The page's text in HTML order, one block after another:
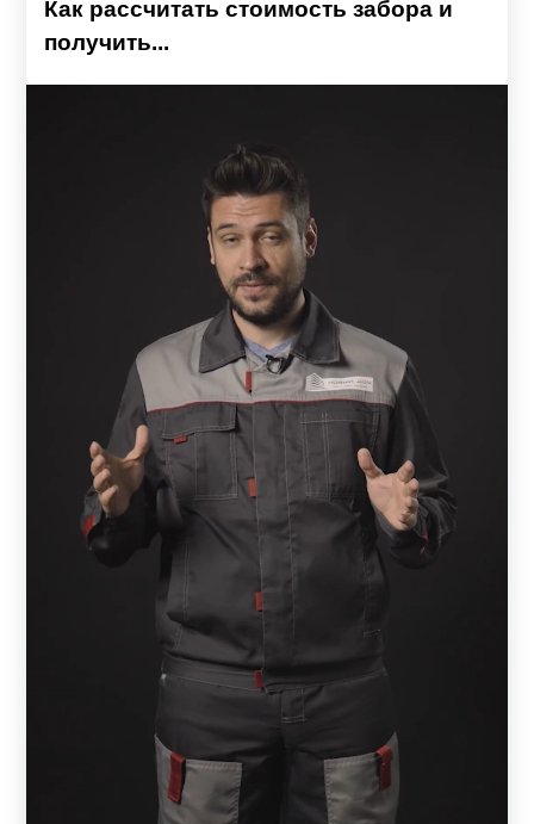
Как рассчитать стоимость забора и
получить...